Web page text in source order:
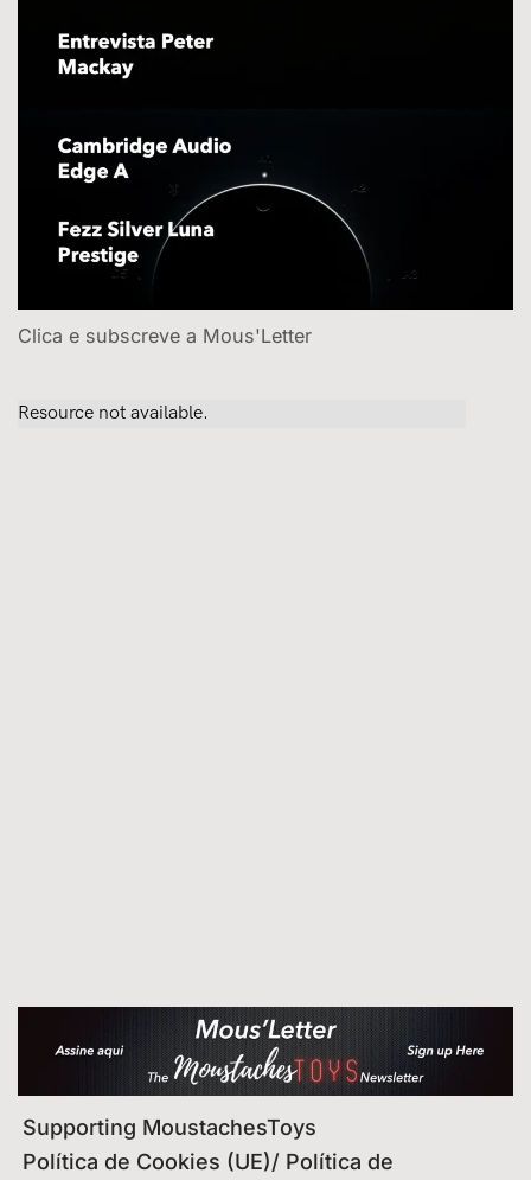
Clica e subscreve a Mous'Letter
Supporting MoustachesToys
Política de Cookies (UE)/ Política de